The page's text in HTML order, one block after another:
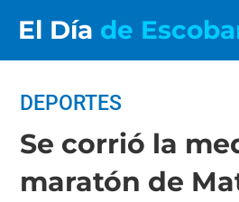
El Día de
DEPORTES
Se corrió la
maratón de